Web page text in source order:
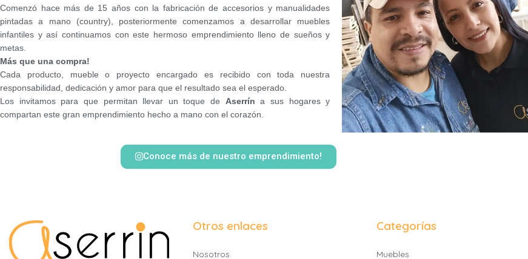
Comenzó hace más de 15 años con la fabricación de accesorios y manualidades
pintadas a mano (country), posteriormente comenzamos a desarrollar muebles
infantiles y así continuamos con este hermoso emprendimiento lleno de sueños y
metas.
Más que una compra!
Cada producto, mueble o proyecto encargado es recibido con toda nuestra
responsabilidad, dedicación y amor para que el resultado sea el esperado.
Los invitamos para que permitan llevar un toque de Aserrín a sus hogares y
compartan este gran emprendimiento hecho a mano con el corazón.
Conoce más de nuestro emprendimiento!
Otros enlaces
Nosotros
Categorías
Muebles